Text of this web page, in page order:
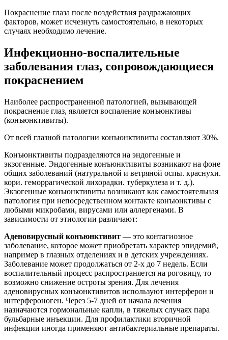
Покраснение глаза после воздействия раздражающих
факторов, может исчезнуть самостоятельно, в некоторых
случаях необходимо лечение.
Инфекционно-воспалительные
заболевания глаз, сопровождающиеся
покраснением
Наиболее распространенной патологией, вызывающей
покраснение глаз, является воспаление конъюнктивы
(конъюнктивиты).
От всей глазной патологии конъюнктивиты составляют 30%.
Конъюнктивиты подразделяются на эндогенные и
экзогенные. Эндогенные конъюнктивиты возникают на фоне
общих заболеваний (натуральной и ветряной оспы. краснухи.
кори. геморрагической лихорадки. туберкулеза и т. д.).
Экзогенные конъюнктивиты возникают как самостоятельная
патология при непосредственном контакте конъюнктивы с
любыми микробами, вирусами или аллергенами. В
зависимости от этиологии различают:
Аденовирусный конъюнктивит — это контагиозное
заболевание, которое может приобретать характер эпидемий,
например в глазных отделениях и в детских учреждениях.
Заболевание может продолжаться от 2-х до 7 недель. Если
воспалительный процесс распространяется на роговицу, то
возможно снижение остроты зрения. Для лечения
аденовирусных конъюнктивитов используют интерферон и
интерфероноген. Через 5-7 дней от начала лечения
назначаются гормональные капли, в тяжелых случаях пара
бульбарные инъекции. Для профилактики вторичной
инфекции иногда применяют антибактериальные препараты.